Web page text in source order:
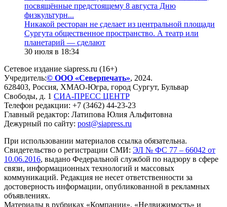
посвящённые предстоящему 8 августа Дню
физкультурн...
​Никакой ресторан не сделает из центральной площади
Сургута общественное пространство. А театр или
планетарий — сделают
30 июля в 18:34
Сетевое издание siapress.ru (16+)
Учредитель:© ООО «Северпечать», 2024.
628403, Россия, ХМАО-Югра, город Сургут, Бульвар
Свободы, д. 1 СИА-ПРЕСС ЦЕНТР
Телефон редакции: +7 (3462) 44-23-23
Главный редактор: Латипова Юлия Альфитовна
Дежурный по сайту: post@siapress.ru
При использовании материалов ссылка обязательна.
Свидетельство о регистрации СМИ: ЭЛ № ФС 77 – 66042 от
10.06.2016, выдано Федеральной службой по надзору в сфере
связи, информационных технологий и массовых
коммуникаций. Редакция не несет ответственности за
достоверность информации, опубликованной в рекламных
объявлениях.
Материалы в рубриках «Компании», «Недвижимость» и